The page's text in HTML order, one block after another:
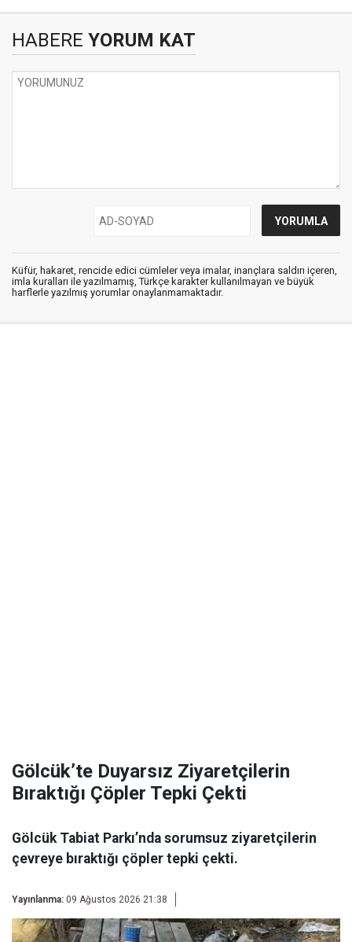
HABERE YORUM KAT
Küfür, hakaret, rencide edici cümleler veya imalar, inançlara saldırı içeren,
imla kuralları ile yazılmamış, Türkçe karakter kullanılmayan ve büyük
harflerle yazılmış yorumlar onaylanmamaktadır.
Gölcük’te Duyarsız Ziyaretçilerin
Bıraktığı Çöpler Tepki Çekti
Gölcük Tabiat Parkı’nda sorumsuz ziyaretçilerin
çevreye bıraktığı çöpler tepki çekti.
Yayınlanma: 09 Ağustos 2026 21:38